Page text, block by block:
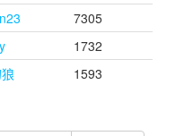
7305
1732
1593